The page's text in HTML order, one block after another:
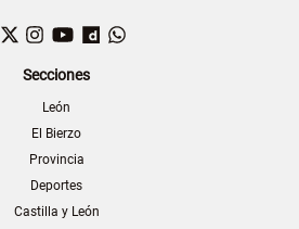
Facebook
TwitterInstagram
YouTubeDailymotion
Secciones
León
El Bierzo
Provincia
Deportes
Castilla y León